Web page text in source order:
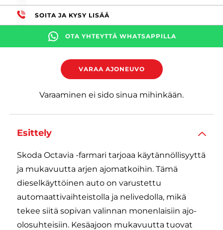
SOITA JA KYSY LISÄÄ
OTA YHTEYTTÄ WHATSAPPILLA
VARAA AJONEUVO
Varaaminen ei sido sinua mihinkään.
Esittely
Skoda Octavia -farmari tarjoaa käytännöllisyyttä
ja mukavuutta arjen ajomatkoihin. Tämä
dieselkäyttöinen auto on varustettu
automaattivaihteistolla ja nelivedolla, mikä
tekee siitä sopivan valinnan monenlaisiin ajo-
olosuhteisiin. Kesäajoon mukavuutta tuovat